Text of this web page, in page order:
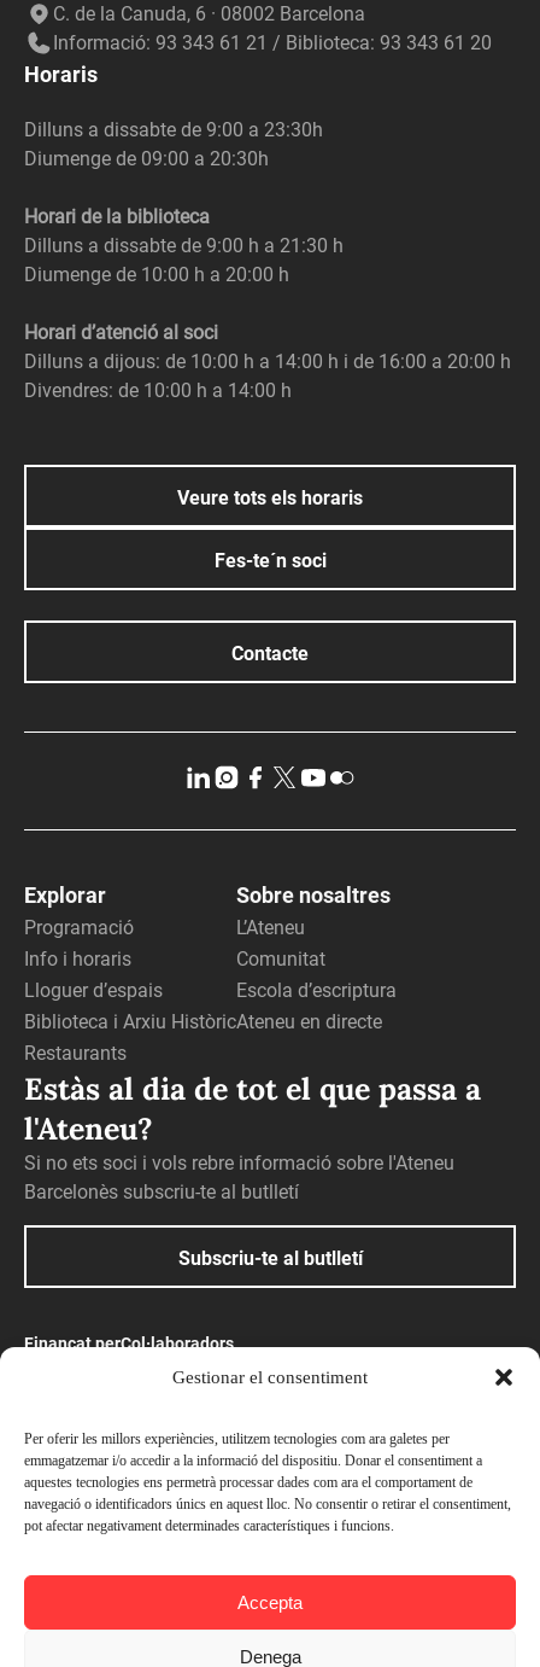
Gestionar el consentiment
Per oferir les millors experiències, utilitzem tecnologies com ara galetes per
emmagatzemar i/o accedir a la informació del dispositiu. Donar el consentiment a
aquestes tecnologies ens permetrà processar dades com ara el comportament de
navegació o identificadors únics en aquest lloc. No consentir o retirar el consentiment,
pot afectar negativament determinades característiques i funcions.
Accepta
Denega
C. de la Canuda, 6 · 08002 Barcelona
Informació: 93 343 61 21 / Biblioteca: 93 343 61 20
Horaris
Dilluns a dissabte de 9:00 a 23:30h
Diumenge de 09:00 a 20:30h
Horari de la biblioteca
Dilluns a dissabte de 9:00 h a 21:30 h
Diumenge de 10:00 h a 20:00 h
Horari d’atenció al soci
Dilluns a dijous: de 10:00 h a 14:00 h i de 16:00 a 20:00 h
Divendres: de 10:00 h a 14:00 h
Veure tots els horaris
Fes-te´n soci
Contacte
Explorar
Programació
Info i horaris
Lloguer d’espais
Biblioteca i Arxiu Històric
Restaurants
Sobre nosaltres
L’Ateneu
Comunitat
Escola d’escriptura
Ateneu en directe
Estàs al dia de tot el que passa a
l'Ateneu?
Si no ets soci i vols rebre informació sobre l'Ateneu
Barcelonès subscriu-te al butlletí
Subscriu-te al butlletí
Finançat perCol·laboradors
Avís legal